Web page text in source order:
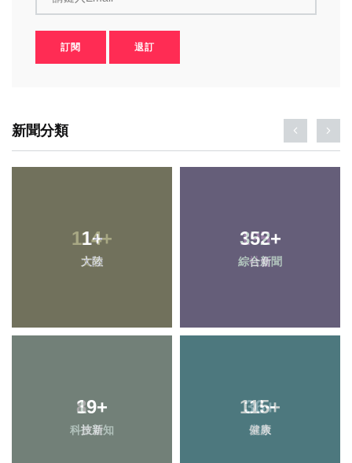
訂閱 退訂
新聞分類
1+
大陸
352+
綜合新聞
19+
科技新知
115+
健康
114+
文教
195+
社會
89+
旅遊
36+
宗教